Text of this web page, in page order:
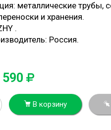
металлические трубы,
и хранения.
.
Россия.
590
В корзину